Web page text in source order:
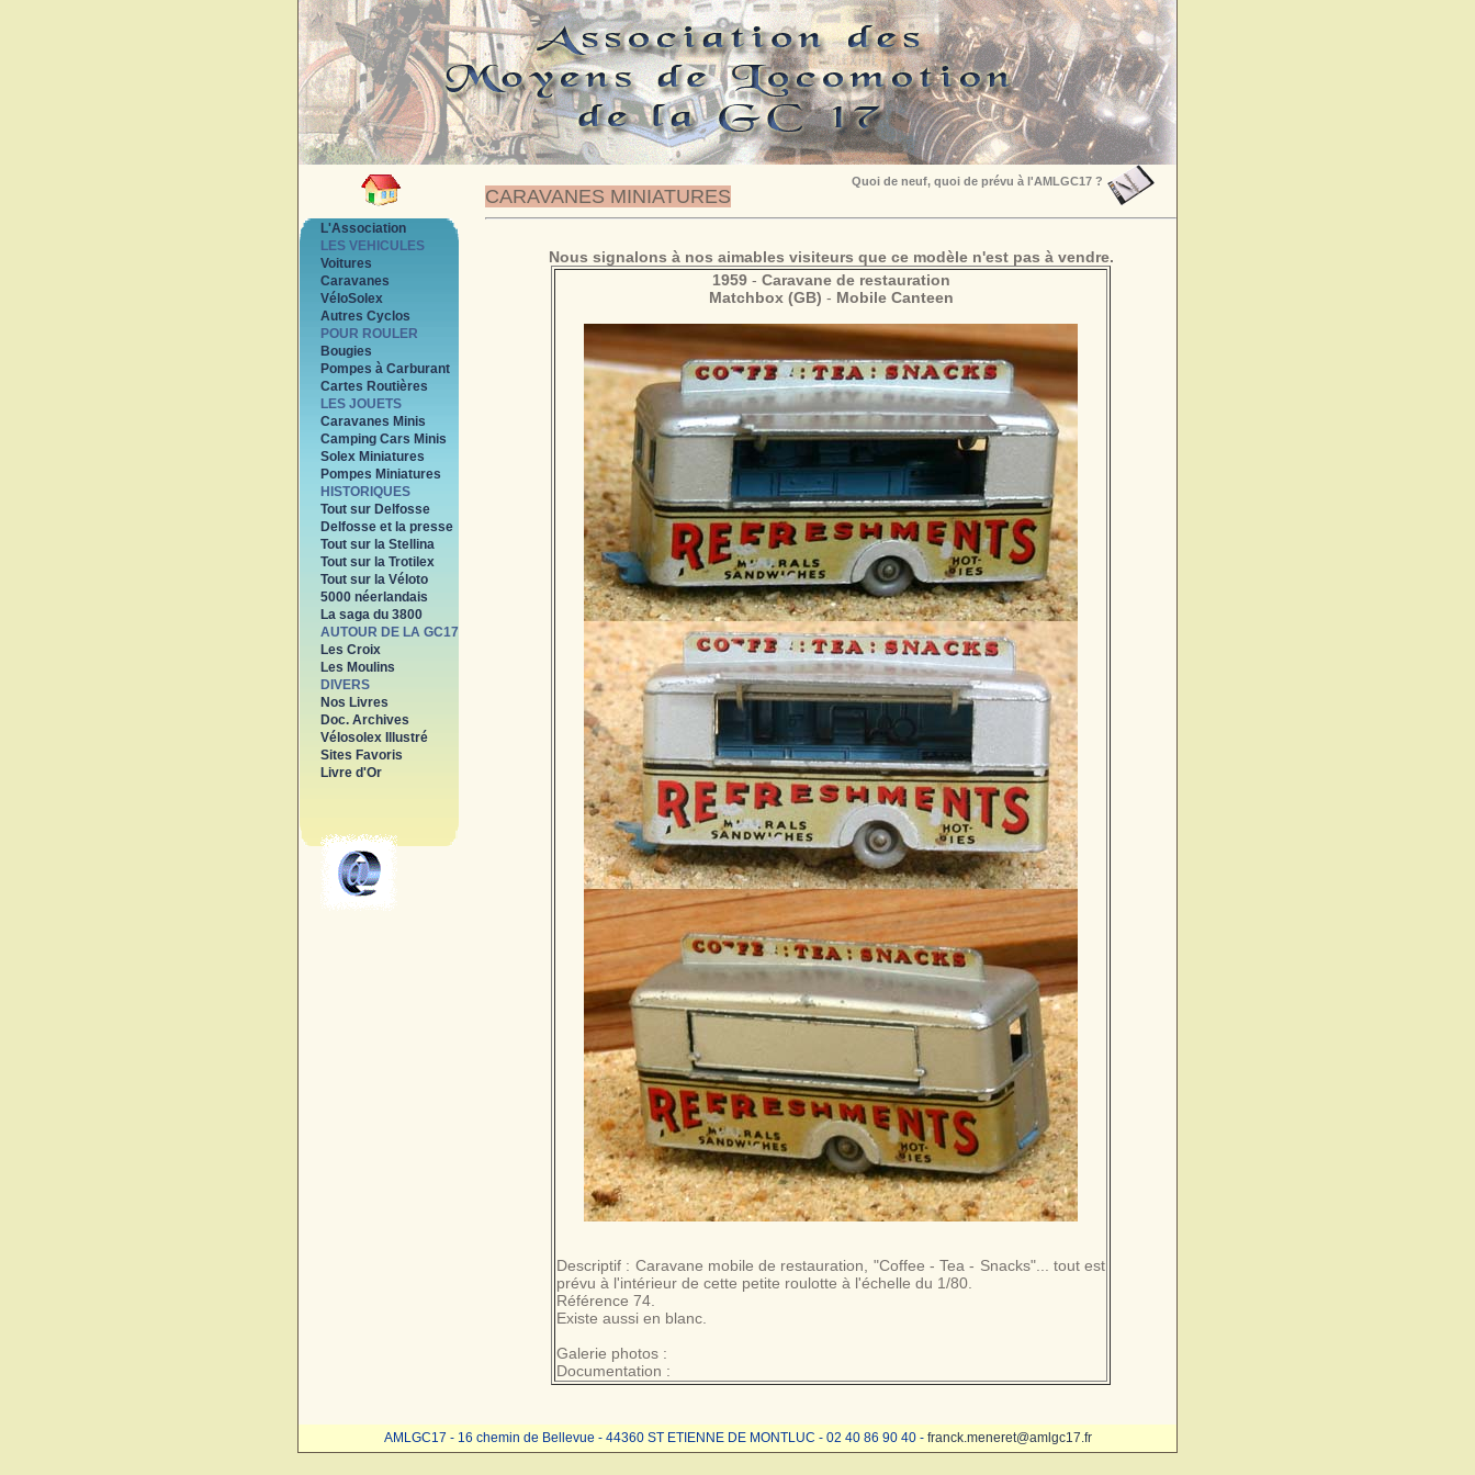
CARAVANES MINIATURES
Quoi de neuf, quoi de prévu à l'AMLGC17 ?
L'Association
LES VEHICULES
Voitures
Caravanes
VéloSolex
Autres Cyclos
POUR ROULER
Bougies
Pompes à Carburant
Cartes Routières
LES JOUETS
Caravanes Minis
Camping Cars Minis
Solex Miniatures
Pompes Miniatures
HISTORIQUES
Tout sur Delfosse
Delfosse et la presse
Tout sur la Stellina
Tout sur la Trotilex
Tout sur la Véloto
5000 néerlandais
La saga du 3800
AUTOUR DE LA GC17
Les Croix
Les Moulins
DIVERS
Nos Livres
Doc. Archives
Vélosolex Illustré
Sites Favoris
Livre d'Or
Nous signalons à nos aimables visiteurs que ce modèle n'est pas à vendre.
1959- Caravane de restauration
Matchbox (GB) - Mobile Canteen
Descriptif : Caravane mobile de restauration, "Coffee - Tea - Snacks"... tout est
prévu à l'intérieur de cette petite roulotte à l'échelle du 1/80.
Référence 74.
Existe aussi en blanc.
Galerie photos :
Documentation :
AMLGC17 - 16 chemin de Bellevue - 44360 ST ETIENNE DE MONTLUC - 02 40 86 90 40 - franck.meneret@amlgc17.fr